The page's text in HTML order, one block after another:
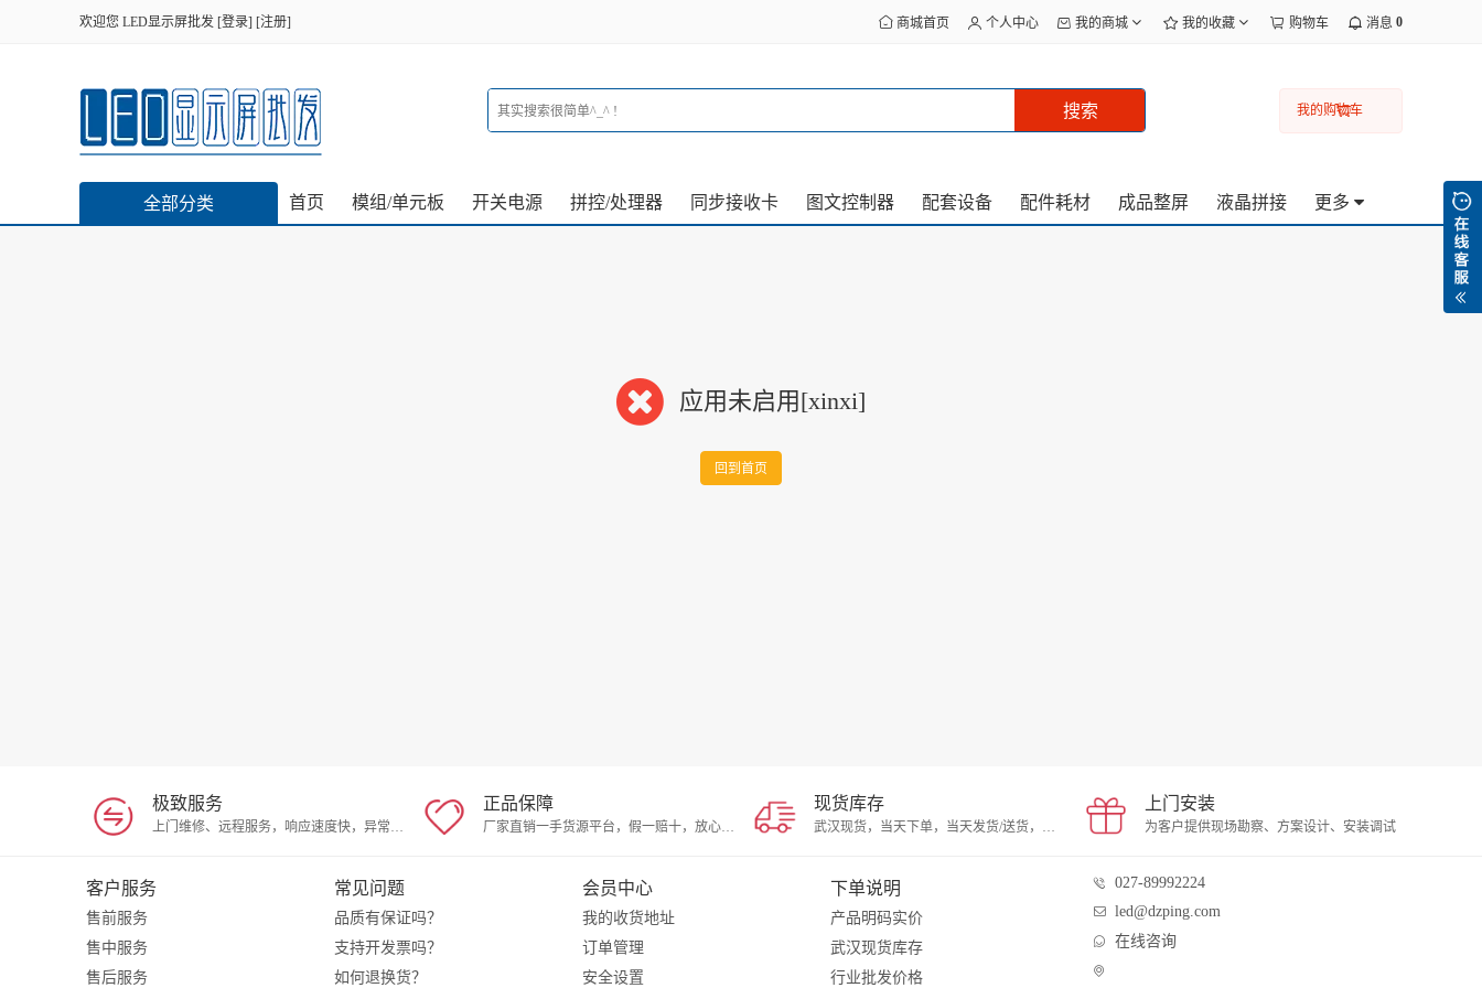
欢迎您 LED显示屏批发 [登录] [注册] 商城首页 个人中心 我的商城 我的收藏 购物车 消息 0
搜索 我的购物车
首页 模组/单元板 开关电源 拼控/处理器 同步接收卡 图文控制器 配套设备 配件耗材 成品整屏 液晶拼接 更多
全部分类
应用未启用[xinxi]
回到首页
极致服务
上门维修、远程服务，响应速度快，异常问题随时解决
正品保障
厂家直销一手货源平台，假一赔十，放心选择
现货库存
武汉现货，当天下单，当天发货/送货，支持自提
上门安装
为客户提供现场勘察、方案设计、安装调试
客户服务
售前服务
售中服务
售后服务
常见问题
品质有保证吗？
支持开发票吗？
如何退换货？
会员中心
我的收货地址
订单管理
安全设置
下单说明
产品明码实价
武汉现货库存
行业批发价格
027-89992224
led@dzping.com
在线咨询